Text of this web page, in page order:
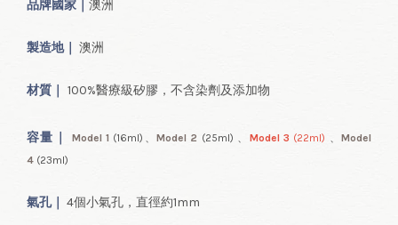
品牌國家｜ 澳洲
製造地｜ 澳洲
材質｜ 100%醫療級矽膠，不含染劑及添加物
容量 Model 1 (16ml)、 Model 2 (25ml) 、 Model 3 (22ml) 、 Model
4 (23ml)
氣孔｜ 4個小氣孔，直徑約1mm